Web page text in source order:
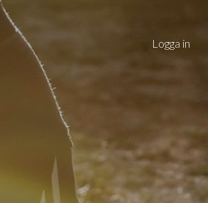
Logga in